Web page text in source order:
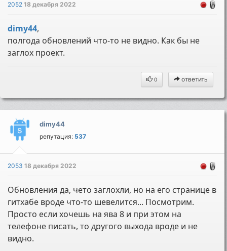
205218 декабря 2022
dimy44,
полгода обновлений что-то не видно. Как бы не
заглох проект.
0 ответить
dimy44
репутация: 537
205318 декабря 2022
Обновления да, чето заглохли, но на его странице в
гитхабе вроде что-то шевелится... Посмотрим.
Просто если хочешь на ява 8 и при этом на
телефоне писать, то другого выхода вроде и не
видно.